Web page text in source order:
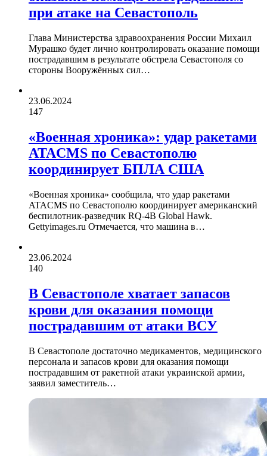
при атаке на Севастополь
Глава Министерства здравоохранения России Михаил
Мурашко будет лично контролировать оказание помощи
пострадавшим в результате обстрела Севастополя со
стороны Вооружённых сил…
23.06.2024
147
«Военная хроника»: удар ракетами
ATACMS по Севастополю
координирует БПЛА США
«Военная хроника» сообщила, что удар ракетами
ATACMS по Севастополю координирует американский
беспилотник-разведчик RQ-4B Global Hawk.
Gettyimages.ru Отмечается, что машина в…
23.06.2024
140
В Севастополе хватает запасов
крови для оказания помощи
пострадавшим от атаки ВСУ
В Севастополе достаточно медикаментов, медицинского
персонала и запасов крови для оказания помощи
пострадавшим от ракетной атаки украинской армии,
заявил заместитель…